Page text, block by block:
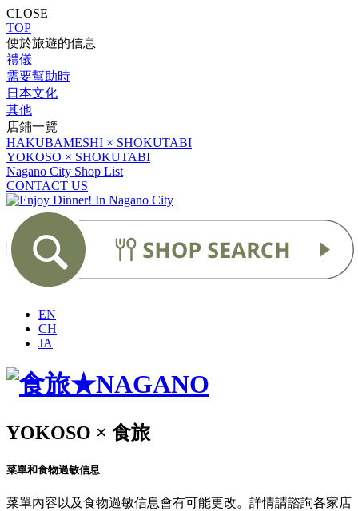
CLOSE
TOP
便於旅遊的信息
禮儀
需要幫助時
日本文化
其他
店鋪一覽
HAKUBAMESHI × SHOKUTABI
YOKOSO × SHOKUTABI
Nagano City Shop List
CONTACT US
EN
CH
JA
YOKOSO × 食旅
菜單和食物過敏信息
菜單內容以及食物過敏信息會有可能更改。詳情請諮詢各家店